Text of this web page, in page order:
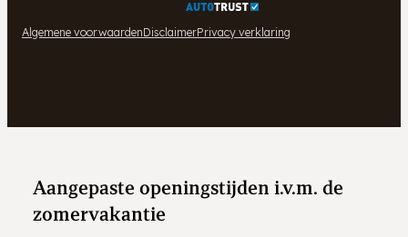
Algemene voorwaardenDisclaimerPrivacy verklaring
Aangepaste openingstijden i.v.m. de
zomervakantie